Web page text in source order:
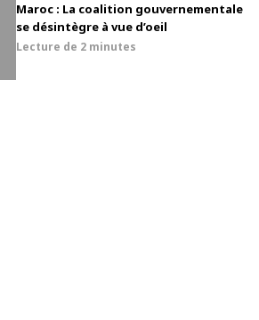
Maroc : La coalition gouvernementale
se désintègre à vue d’oeil
Lecture de 2 minutes